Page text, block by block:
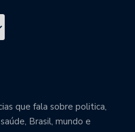
que fala sobre politica,
Brasil, mundo e